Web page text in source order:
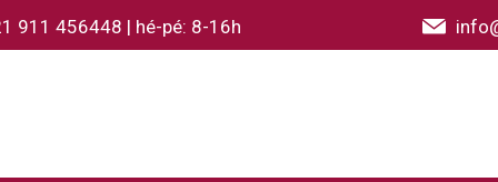
911 456448 | hé-pé: 8-16h